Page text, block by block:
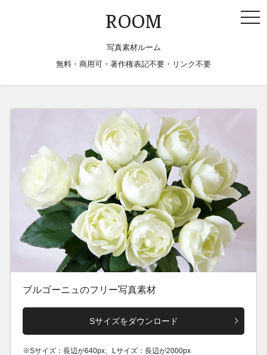
ROOM
写真素材ルーム
無料・商用可・著作権表記不要・リンク不要
ブルゴーニュのフリー写真素材
Sサイズをダウンロード
※Sサイズ：長辺が640px、Lサイズ：長辺が2000px